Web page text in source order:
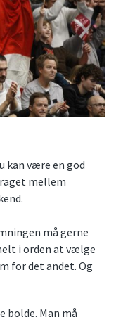
kan være en god
mellem
må gerne
i orden at vælge
for det andet. Og
bolde. Man må